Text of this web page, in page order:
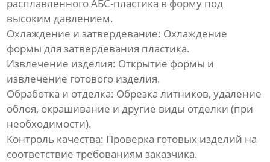
расплавленного АБС-пластика в форму под
высоким давлением.
Охлаждение и затвердевание: Охлаждение
формы для затвердевания пластика.
Извлечение изделия: Открытие формы и
извлечение готового изделия.
Обработка и отделка: Обрезка литников, удаление
облоя, окрашивание и другие виды отделки (при
необходимости).
Контроль качества: Проверка готовых изделий на
соответствие требованиям заказчика.